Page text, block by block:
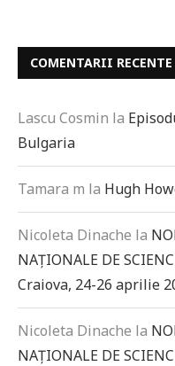
COMENTARII RECENTE
Lascu Cosmin la
Bulgaria
Tamara m la Hugh
Nicoleta Dinache la
NAȚIONALE DE
Craiova, 24-26 aprilie
Nicoleta Dinache la
NAȚIONALE DE